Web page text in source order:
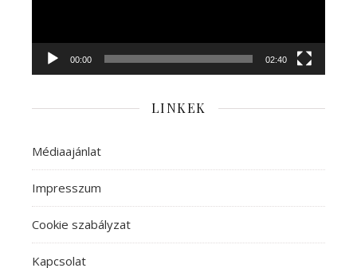
00:00 02:40
LINKEK
Médiaajánlat
Impresszum
Cookie szabályzat
Kapcsolat